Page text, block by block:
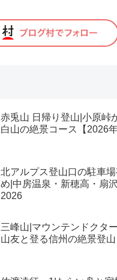
赤兎山 日帰り登山|小原峠
白山の絶景コース【2026年
北アルプス登山口の駐車
め|中房温泉・新穂高・扇
2026
三峰山|マウンテンドクタ
山友と登る信州の絶景登山